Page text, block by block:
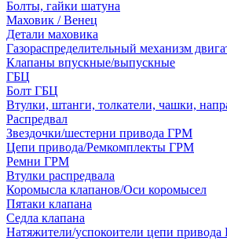
Болты, гайки шатуна
Маховик / Венец
Детали маховика
Газораспределительный механизм
Клапаны впускные/выпускные
ГБЦ
Болт ГБЦ
Втулки, штанги, толкатели, чашки,
Распредвал
Звездочки/шестерни привода ГРМ
Цепи привода/Ремкомплекты ГРМ
Ремни ГРМ
Втулки распредвала
Коромысла клапанов/Оси коромысел
Пятаки клапана
Седла клапана
Натяжители/успокоители цепи